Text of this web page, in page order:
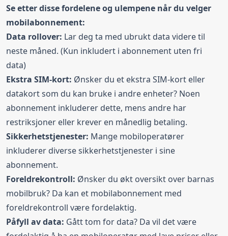
Se etter disse fordelene og ulempene når du velger
mobilabonnement:
Data rollover: Lar deg ta med ubrukt data videre til
neste måned. (Kun inkludert i abonnement uten fri
data)
Ekstra SIM-kort: Ønsker du et ekstra SIM-kort eller
datakort som du kan bruke i andre enheter? Noen
abonnement inkluderer dette, mens andre har
restriksjoner eller krever en månedlig betaling.
Sikkerhetstjenester: Mange mobiloperatører
inkluderer diverse sikkerhetstjenester i sine
abonnement.
Foreldrekontroll: Ønsker du økt oversikt over barnas
mobilbruk? Da kan et mobilabonnement med
foreldrekontroll være fordelaktig.
Påfyll av data: Gått tom for data? Da vil det være